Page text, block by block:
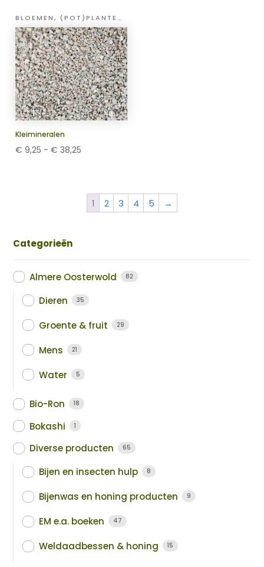
€ 39,50 BLOEMEN, (POT)PLANTEN EN GROENTEN
Kleimineralen
€ 9,25 - € 38,25
1 2 3 4 5 →
Categorieën
Almere Oosterwold 82
Dieren 35
Groente & fruit 29
Mens 21
Water 5
Bio-Ron 18
Bokashi 1
Diverse producten 65
Bijen en insecten hulp 8
Bijenwas en honing producten 9
EM e.a. boeken 47
Weldaadbessen & honing 15